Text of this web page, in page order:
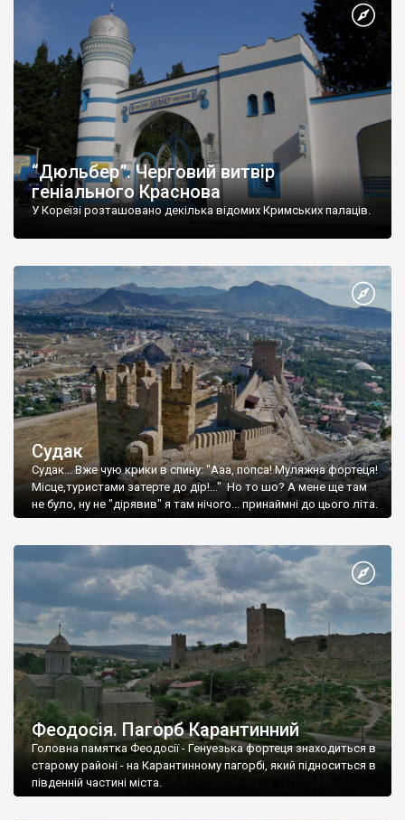
“Дюльбер”. Черговий витвір
геніального Краснова
У Кореїзі розташовано декілька відомих Кримських палаців.
Судак
Судак... Вже чую крики в спину: "Ааа, попса! Муляжна фортеця!
Місце,туристами затерте до дір!..." Но то шо? А мене ще там
не було, ну не "дірявив" я там нічого... принаймні до цього літа.
Феодосія. Пагорб Карантинний
Головна памятка Феодосії - Генуезька фортеця знаходиться в
старому районі - на Карантинному пагорбі, який підноситься в
південній частині міста.